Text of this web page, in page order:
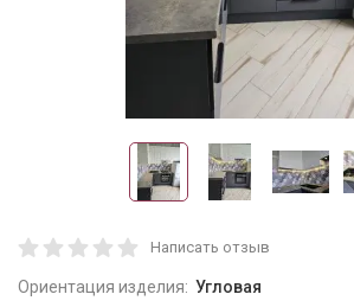
Написать отзыв
Ориентация изделия: Угловая